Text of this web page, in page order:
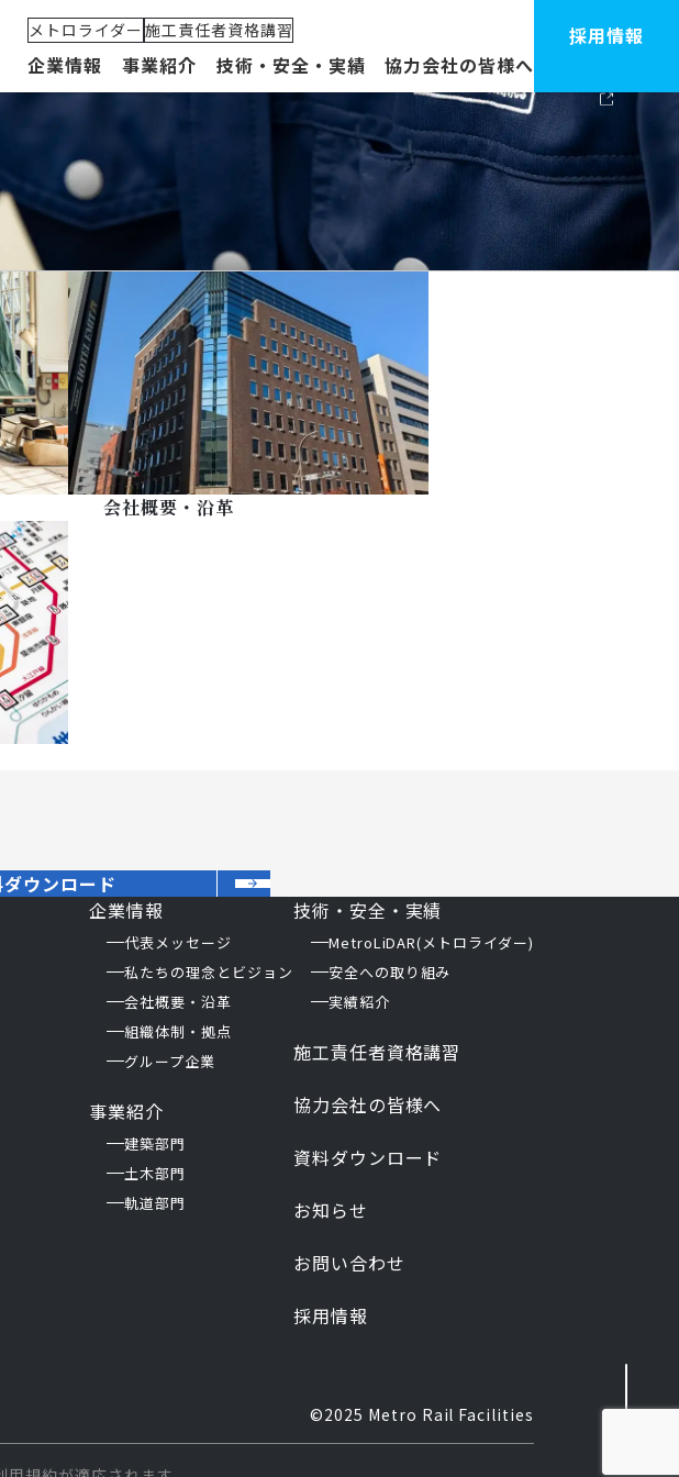
メトロライダー 施工責任者資格講習
企業情報 事業紹介 技術・安全・実績 協力会社の皆様へ
採用情報
グループ企業
ー)
会社概要・沿革
ウンロード
企業情報
代表メッセージ
私たちの理念とビジョン
会社概要・沿革
組織体制・拠点
グループ企業
事業紹介
建築部門
土木部門
軌道部門
技術・安全・実績
MetroLiDAR(メトロライダー)
安全への取り組み
実績紹介
施工責任者資格講習
協力会社の皆様へ
資料ダウンロード
お知らせ
お問い合わせ
採用情報
©2025 Metro Rail Facilities